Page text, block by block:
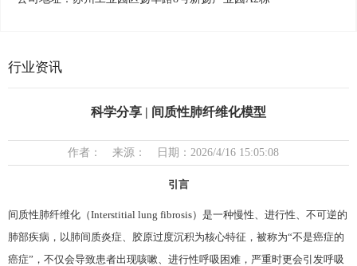
行业资讯
科学分享 | 间质性肺纤维化模型
作者： 来源： 日期：2026/4/16 15:05:08
引言
间质性肺纤维化（Interstitial lung fibrosis）是一种慢性、进行性、不可逆的
肺部疾病，以肺间质炎症、胶原过度沉积为核心特征，被称为“不是癌症的
癌症”，不仅会导致患者出现咳嗽、进行性呼吸困难，严重时更会引发呼吸